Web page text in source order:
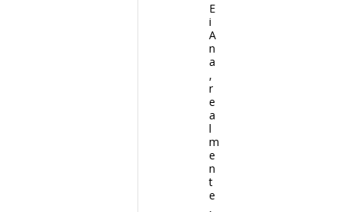
E
i
A
n
a
,
r
e
a
l
m
e
n
t
e
,